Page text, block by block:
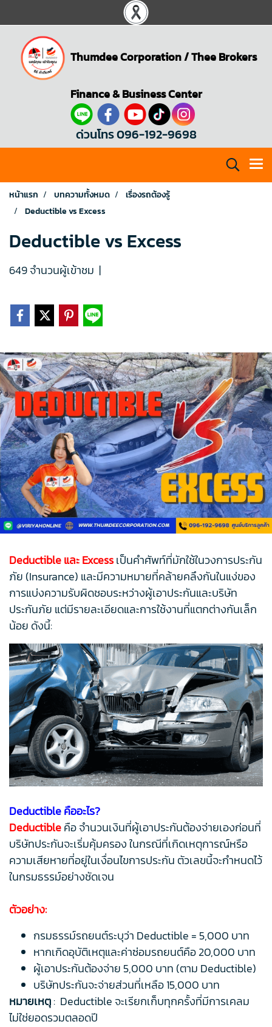
Thumdee Corporation/Thee Brokers
Finance & Business Center
ด่วนโทร 096-192-9698
หน้าแรก บทความทั้งหมด
เรื่องรถต้องรู้
Deductible vs Excess
Deductible vs Excess
649 จำนวนผู้เข้าชม |
Deductible และ Excessเป็นคำศัพท์ที่มักใช้ในวงการประกัน
ภัย (Insurance) และมีความหมายที่คล้ายคลึงกันในแง่ของ
การแบ่งความรับผิดชอบระหว่างผู้เอาประกันและบริษัท
ประกันภัย แต่มีรายละเอียดและการใช้งานที่แตกต่างกันเล็ก
น้อย ดังนี้:
Deductible คืออะไร?
Deductibleคือ จำนวนเงินที่ผู้เอาประกันต้องจ่ายเองก่อนที่
บริษัทประกันจะเริ่มคุ้มครอง ในกรณีที่เกิดเหตุการณ์หรือ
ความเสียหายที่อยู่ในเงื่อนไขการประกัน ตัวเลขนี้จะกำหนดไว้
ในกรมธรรม์อย่างชัดเจน
ตัวอย่าง:
กรมธรรม์รถยนต์ระบุว่า Deductible = 5,000 บาท
หากเกิดอุบัติเหตุและค่าซ่อมรถยนต์คือ 20,000 บาท
ผู้เอาประกันต้องจ่าย 5,000 บาท (ตาม Deductible)
บริษัทประกันจะจ่ายส่วนที่เหลือ 15,000 บาท
หมายเหตุ: Deductible จะเรียกเก็บทุกครั้งที่มีการเคลม
ไม่ใช่ยอดรวมตลอดปี